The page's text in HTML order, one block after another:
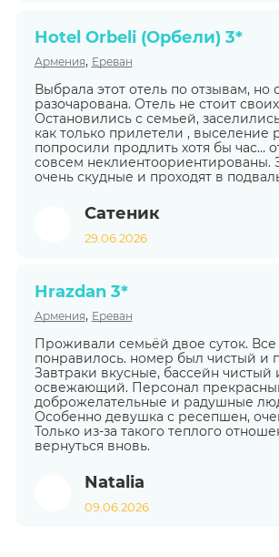
Hotel Orbeli (Орбели) 3*
Армения, Ереван
Выбрала этот отель по отзывам, но
разочарована. Отель не стоит
Остановились с семьей,
как только прилетели , выселение
попросили продлить хотя бы час…
совсем неклиентоориентированы.
очень скудные и проходят в
Сатеник
29.06.2026
Hrazdan 3*
Армения, Ереван
Проживали семьёй двое суток. Все
понравилось. номер был чистый и
Завтраки вкусные, бассейн чистый
освежающий. Персонал
доброжелательные и радушные
Особенно девушка с ресепшен,
Только из-за такого теплого
вернуться вновь.
Natalia
09.06.2026